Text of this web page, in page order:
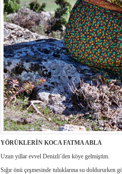
YÖRÜKLERİN KOCA FATMA ABLA
Uzun yıllar evvel Denizli’den köye gelmiştim.
Sığır önü çeşmesinde tuluklarına su doldururken